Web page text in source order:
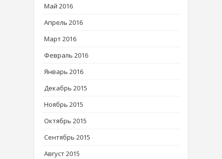
Май 2016
Апрель 2016
Март 2016
Февраль 2016
Январь 2016
Декабрь 2015
Ноябрь 2015
Октябрь 2015
Сентябрь 2015
Август 2015